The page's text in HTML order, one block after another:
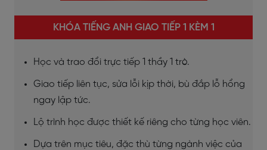
KHÓA TIẾNG ANH GIAO TIẾP 1 KÈM 1
Học và trao đổi trực tiếp 1 thầy 1 trò.
Giao tiếp liên tục, sửa lỗi kịp thời, bù đắp lỗ hổng
ngay lập tức.
Lộ trình học được thiết kế riêng cho từng học viên.
Dựa trên mục tiêu, đặc thù từng ngành việc của